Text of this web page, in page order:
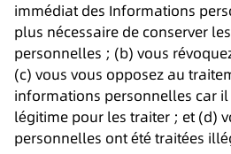
immédiat des Informations
plus nécessaire de conserver
personnelles ; (b) vous
(c) vous vous opposez au
informations personnelles car
légitime pour les traiter ; et (d)
personnelles ont été traitées